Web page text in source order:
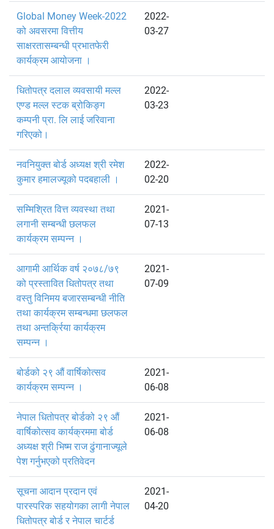
Global Money Week-2022
को अवसरमा वित्तीय
साक्षरतासम्बन्धी प्रभातफेरी
कार्यक्रम आयोजना ।
2022-
03-27
धितोपत्र दलाल व्यवसायी मल्ल
एण्ड मल्ल स्टक ब्रोकिङ्ग
कम्पनी प्रा. लि लाई जरिवाना
गरिएको।
2022-
03-23
नवनियुक्त बोर्ड अध्यक्ष श्री रमेश
कुमार हमालज्यूको पदबहाली ।
2022-
02-20
सम्मिश्रित वित्त व्यवस्था तथा
लगानी सम्बन्धी छलफल
कार्यक्रम सम्पन्न ।
2021-
07-13
आगामी आर्थिक वर्ष २०७८/७९
को प्रस्तावित धितोपत्र तथा
वस्तु विनिमय बजारसम्बन्धी नीति
तथा कार्यक्रम सम्बन्धमा छलफल
तथा अन्तर्क्रिया कार्यक्रम
सम्पन्न ।
2021-
07-09
बोर्डको २९ औं वार्षिकोत्सव
कार्यक्रम सम्पन्न ।
2021-
06-08
नेपाल धितोपत्र बोर्डको २९ औं
वार्षिकोत्सव कार्यक्रममा बोर्ड
अध्यक्ष श्री भिष्म राज ढुंगानाज्यूले
पेश गर्नुभएको प्रतिवेदन
2021-
06-08
सूचना आदान प्रदान एवं
पारस्परिक सहयोगका लागी नेपाल
धितोपत्र बोर्ड र नेपाल चार्टर्ड
2021-
04-20